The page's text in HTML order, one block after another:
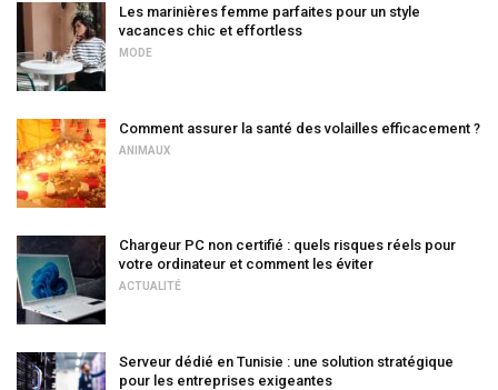
Les marinières femme parfaites pour un style
vacances chic et effortless
MODE
Comment assurer la santé des volailles efficacement ?
ANIMAUX
Chargeur PC non certifié : quels risques réels pour
votre ordinateur et comment les éviter
ACTUALITÉ
Serveur dédié en Tunisie : une solution stratégique
pour les entreprises exigeantes